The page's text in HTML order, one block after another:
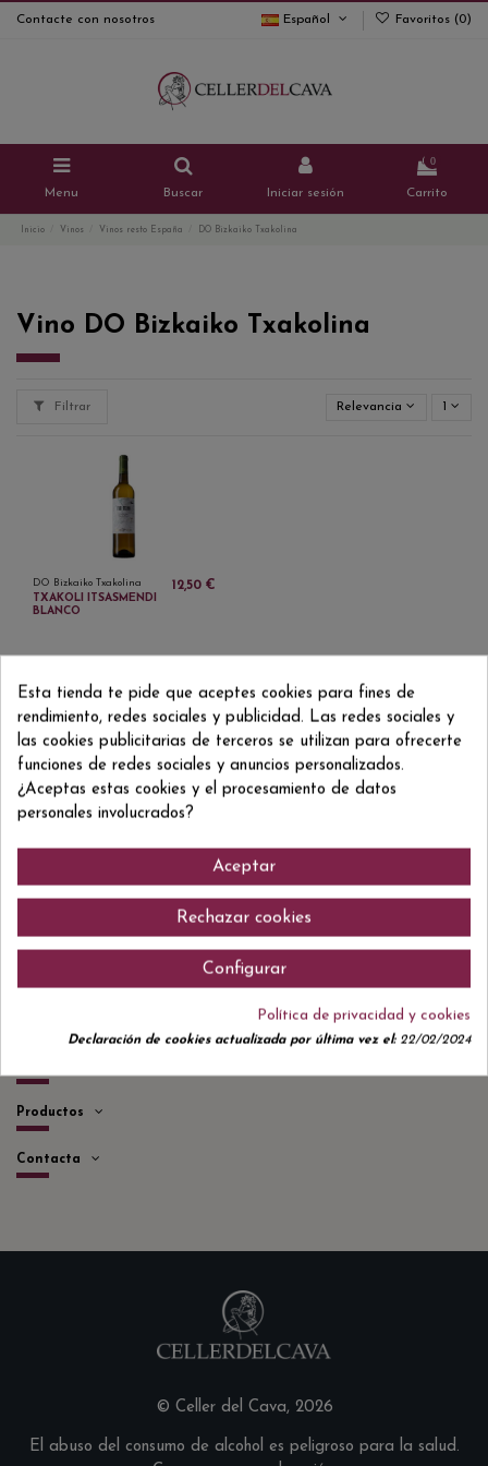
Contacte con nosotros Español Favoritos (0)
Menu Buscar Iniciar sesión
0
Carrito
Inicio Vinos Vinos resto España DO Bizkaiko Txakolina
Vino DO Bizkaiko Txakolina
Filtrar Relevancia 1
DO Bizkaiko Txakolina
TXAKOLI ITSASMENDI
BLANCO
12,50 €
Suscripción al newsletter
Productos
Contacta
© Celler del Cava, 2026
El abuso del consumo de alcohol es peligroso para la salud.
Esta tienda te pide que aceptes cookies para fines de
rendimiento, redes sociales y publicidad. Las redes sociales y
las cookies publicitarias de terceros se utilizan para ofrecerte
funciones de redes sociales y anuncios personalizados.
¿Aceptas estas cookies y el procesamiento de datos
personales involucrados?
Aceptar
Rechazar cookies
Configurar
Política de privacidad y cookies
Declaración de cookies actualizada por última vez el:22/02/2024